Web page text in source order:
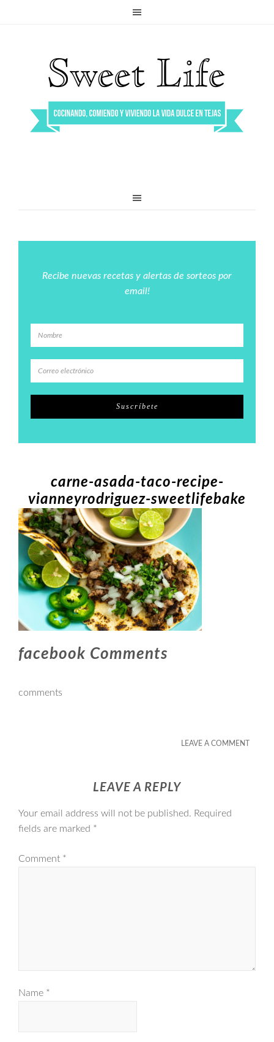
Recibe nuevas recetas y alertas de sorteos por
email!
carne-asada-taco-recipe-
vianneyrodriguez-sweetlifebake
facebook Comments
comments
LEAVE A COMMENT
LEAVE A REPLY
Your email address will not be published. Required
fields are marked *
Comment *
Name *